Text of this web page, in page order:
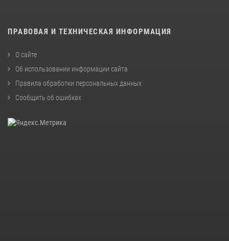
ПРАВОВАЯ И ТЕХНИЧЕСКАЯ ИНФОРМАЦИЯ
О сайте
Об использовании информации сайта
Правила обработки персональных данных
Сообщить об ошибках